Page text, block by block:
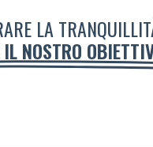
LA
IL NOSTRO